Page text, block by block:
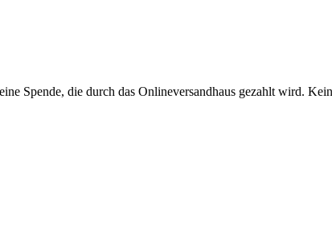
Spende, die durch das Onlineversandhaus gezahlt wird.